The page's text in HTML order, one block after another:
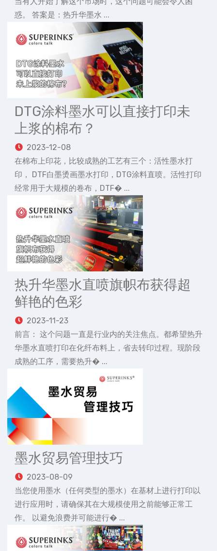
惑。 答案是：热升华墨水 ...
DTG涂料墨水可以直接打印未
上浆的棉布？
2023-12-08
在棉布上印花，比较成熟的工艺有三个：活性墨水打
印， DTF白墨烫画墨水打印，DTG涂料直喷。活性打印
经常用于大规模的卷布，DTF� ...
热升华墨水直喷旗帜布获得超
鲜艳的色彩
2023-11-23
前言： 这个问题一直是行业内的关注焦点。都希望热升
华墨水直喷打印在化纤布料上，省去转印过程。现阶段
成熟的工序，需要热升� ...
墨水贸易管理技巧
2023-08-09
当您使用墨水（任何类型的墨水）在基材上进行打印以
进行应用时，请确保其在大规模使用之前能够正常工
作。 以避免浪费并可能进行� ...